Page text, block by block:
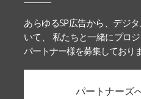
あらゆるSP広告から、デジ
いて、 私たちと一緒にプロ
パートナー様を募集しており
パートナーズ